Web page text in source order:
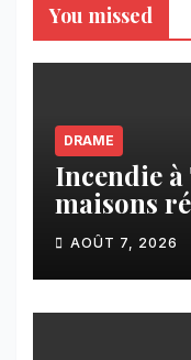
You missed
DRAME
Incendie
maisons
plusieurs
AOÛT 7, 2026